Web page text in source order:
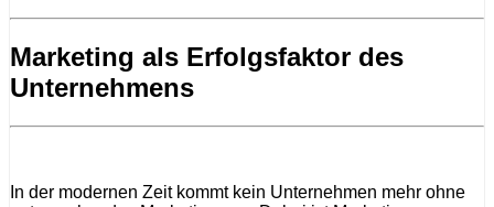
Marketing als Erfolgsfaktor des
Unternehmens
In der modernen Zeit kommt kein Unternehmen mehr ohne